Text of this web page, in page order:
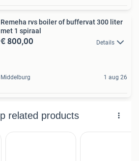
Remeha rvs boiler of buffervat 300 liter
met 1 spiraal
€ 800,00 Details
Middelburg 1 aug 26